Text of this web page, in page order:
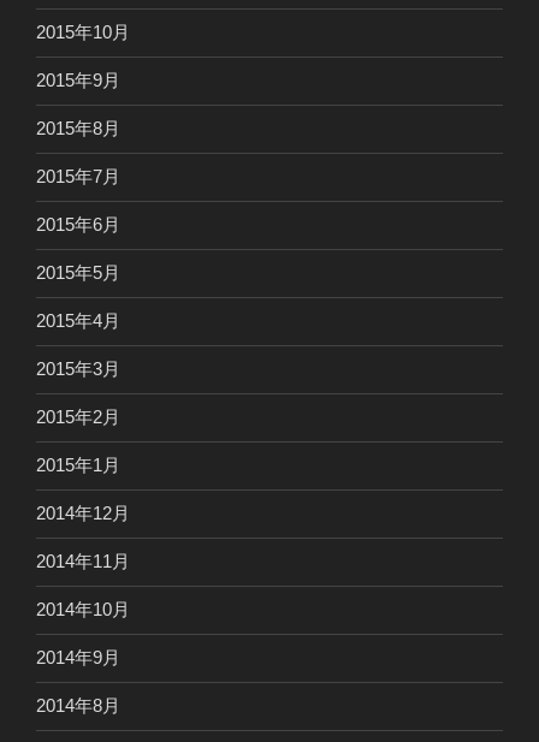
2015年10月
2015年9月
2015年8月
2015年7月
2015年6月
2015年5月
2015年4月
2015年3月
2015年2月
2015年1月
2014年12月
2014年11月
2014年10月
2014年9月
2014年8月